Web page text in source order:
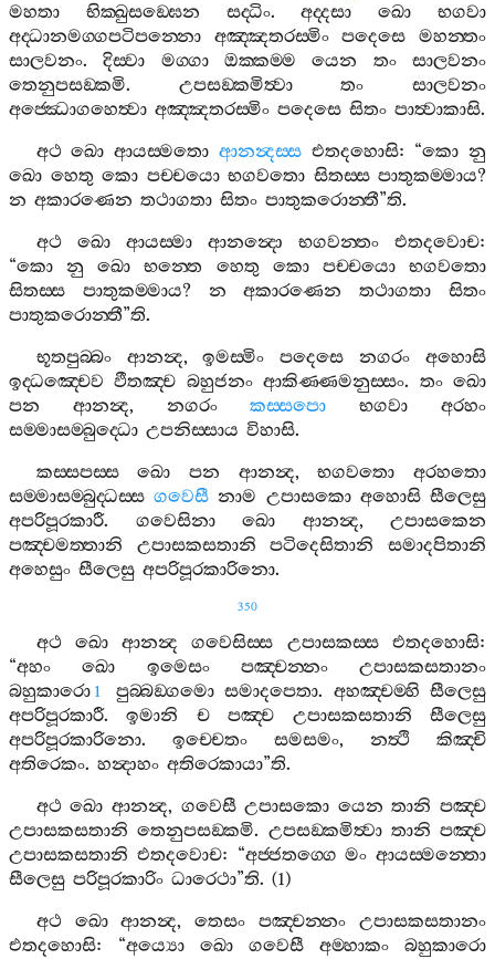
මහතා
භික‍්ඛුසඞ‍්ඝෙන සද‍්ධිං.අද‍්දසා ඛො
භගවා
අද‍්ධානමග‍්ගපටිපන‍්නො
අඤ‍්ඤතරස‍්මිං පදෙසෙ
මහන‍්තං
සාලවනං.දිස‍්වා මග‍්ගා ඔක‍්කම‍්ම යෙන තං
සාලවනං
තෙනුපසඞ‍්කමි. උපසඞ‍්කමිත්‍වා තං
සාලවනං
අජ‍්ඣොගහෙත්‍වා අඤ‍්ඤතරස‍්මිං පදෙසෙ සිතං පාත්‍වාකාසි.
අථ ඛො ආයස‍්මතො ආනන්‍දස‍්ස එතදහොසි: “කො නු
ඛො හෙතු කො පච‍්චයො භගවතො සිතස‍්ස පාතුකම‍්මාය?
න අකාරණෙන තථාගතා සිතං පාතුකරොන‍්තී”ති.
අථ
ඛො ආයස‍්මා ආනන්‍දො භගවන‍්තං එතදවොච:
“කො නු ඛො භන‍්තෙ හෙතු කො පච‍්චයො
භගවතො
සිතස‍්ස
පාතුකම‍්මාය? න අකාරණෙන තථාගතා
සිතං
පාතුකරොන‍්තී”ති.
භූතපුබ‍්බං
ආනන්‍ද,ඉමස‍්මිං පදෙසෙ නගරං
අහොසි
ඉද‍්ධඤ‍්චෙව ඵීතඤ‍්ච බහුජනං ආකිණ‍්ණමනුස‍්සං. තං ඛො
පන
ආනන්‍ද, නගරං කස‍්සපො භගවා
අරහං
සම‍්මාසම‍්බුද‍්ධො උපනිස‍්සාය විහාසි.
කස‍්සපස‍්ස
ඛො පන ආනන්‍ද,භගවතො
අරහතො
සම‍්මාසම‍්බුද‍්ධස‍්ස ගවෙසී නාම උපාසකො අහොසි සීලෙසු
අපරිපූරකාරී. ගවෙසිනා ඛො ආනන්‍ද, උපාසකෙන
පඤ‍්චමත‍්තානි
උපාසකසතානි පටිදෙසිතානි
සමාදපිතානි
අහෙසුං සීලෙසු අපරිපූරකාරිනො.
350
අථ ඛො ආනන්‍ද ගවෙසිස‍්ස උපාසකස‍්ස එතදහොසි:
“අහං ඛො ඉමෙසං පඤ‍්චන‍්නං
උපාසකසතානං
බහුකාරො 1 පුබ‍්බඞ‍්ගමො සමාදපෙතා. අහඤ‍්චම‍්හි සීලෙසු
අපරිපූරකාරී.ඉමානි ච පඤ‍්ච උපාසකසතානි
සීලෙසු
අපරිපූරකාරිනො. ඉච‍්චෙතං සමසමං, නත්‍ථි
කිඤ‍්චි
අතිරෙකං. හන්‍දාහං අතිරෙකායා”ති.
අථ ඛො ආනන්‍ද, ගවෙසී උපාසකො යෙන තානි පඤ‍්ච
උපාසකසතානි තෙනුපසඞ‍්කමි. උපසඞ‍්කමිත්‍වා තානි පඤ‍්ච
උපාසකසතානි එතදවොච: “අජ‍්ජතග‍්ගෙ මං ආයස‍්මන‍්තො
සීලෙසු පරිපූරකාරිං ධාරෙථා”ති. (1)
අථ
ඛො ආනන්‍ද,තෙසං පඤ‍්චන‍්නං
උපාසකසතානං
එතදහොසි: “අය්‍යො ඛො ගවෙසී අම‍්හාකං
බහුකාරො